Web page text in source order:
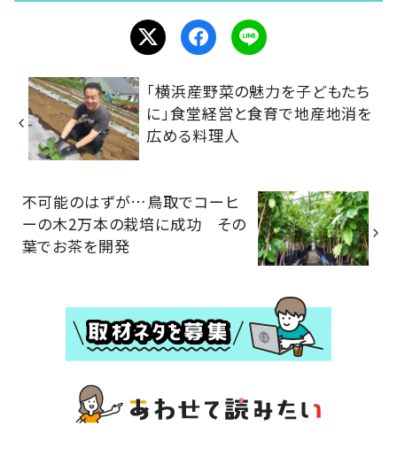
「横浜産野菜の魅力を子どもたち
に」食堂経営と食育で地産地消を
広める料理人
不可能のはずが…鳥取でコーヒ
ーの木2万本の栽培に成功 その
葉でお茶を開発